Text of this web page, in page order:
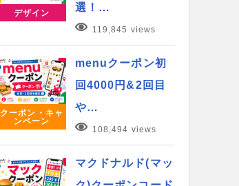
デザイン
選！…
119,845 views
クーポン・キャ
ンペーン
menuクーポン初
回4000円&2回目
や…
108,494 views
マクドナルド(マッ